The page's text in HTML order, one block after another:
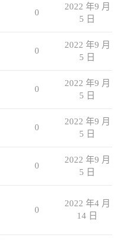
0
2022 年9 月
5 日
0
2022 年9 月
5 日
0
2022 年9 月
5 日
0
2022 年9 月
5 日
0
2022 年9 月
5 日
0
2022 年4 月
14 日